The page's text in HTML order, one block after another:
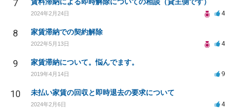
7
2024年2月24日 4
8 家賃滞納での契約解除
2022年5月13日 4
9 家賃滞納について。悩んでます。
2019年4月14日 9
10 未払い家賃の回収と即時退去の要求について
2024年2月6日 4